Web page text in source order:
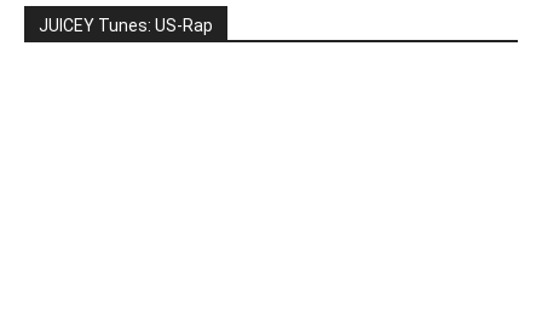
JUICEY Tunes: US-Rap